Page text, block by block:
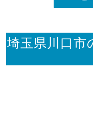
埼玉県川口市